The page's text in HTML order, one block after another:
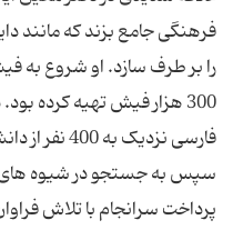
فرهنگی جامع بزند که مانند
را بر طرف سازد. او شروع به
300 هزار فیش تهیه کرده
فارسی نزدیک
سپس به جستجو در شیوه های
پرداخت سرانجام با تلاش